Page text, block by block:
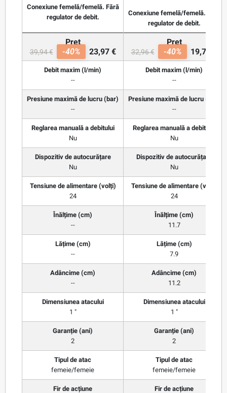
Conexiune femelă/femelă. Fără
regulator de debit.
Conexiune femelă/femelă. Fără
regulator de debit.
Preț
39,94 € -40% 23,97 €
Preț
32,96 € -40% 19,78 €
Debit maxim (l/min)
--
Debit maxim (l/min)
--
Presiune maximă de lucru (bar)
--
Presiune maximă de lucru (bar)
--
Reglarea manuală a debitului
Nu
Reglarea manuală a debitului
Nu
Dispozitiv de autocurățare
Nu
Dispozitiv de autocurățare
Nu
Tensiune de alimentare (volți)
24
Tensiune de alimentare (volți)
24
Înălțime (cm)
--
Înălțime (cm)
11.7
Lățime (cm)
--
Lățime (cm)
7.9
Adâncime (cm)
--
Adâncime (cm)
11.2
Dimensiunea atacului
1 "
Dimensiunea atacului
1 "
Garanție (ani)
2
Garanție (ani)
2
Tipul de atac
femeie/femeie
Tipul de atac
femeie/femeie
Fir de acțiune
Fir de acțiune